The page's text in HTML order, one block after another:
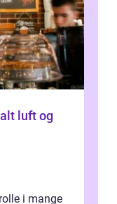
i mange